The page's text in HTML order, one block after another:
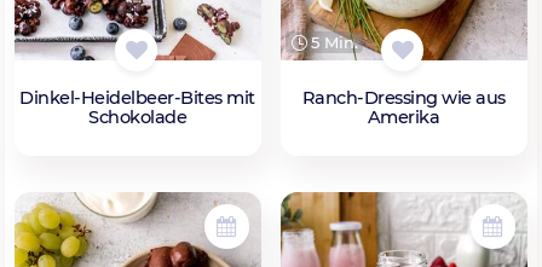
Dinkel-Heidelbeer-Bites mit
Schokolade
5 Min.
Ranch-Dressing wie aus
Amerika